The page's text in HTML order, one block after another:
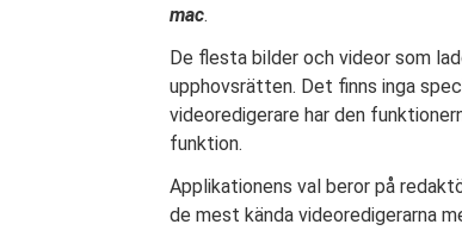
mac.
De flesta bilder och videor som
upphovsrätten. Det finns inga
videoredigerare har den
funktion.
Applikationens val beror på
de mest kända videoredigerarna